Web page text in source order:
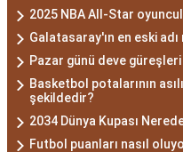
2025 NBA All-Star
Galatasaray'ın en eski adı
Pazar günü deve
Basketbol potalarının
şekildedir?
2034 Dünya Kupası
Futbol puanları nasıl